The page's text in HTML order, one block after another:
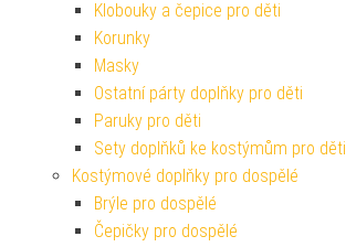
Klobouky a čepice pro děti
Korunky
Masky
Ostatní párty doplňky pro děti
Paruky pro děti
Sety doplňků ke kostýmům pro děti
Kostýmové doplňky pro dospělé
Brýle pro dospělé
Čepičky pro dospělé